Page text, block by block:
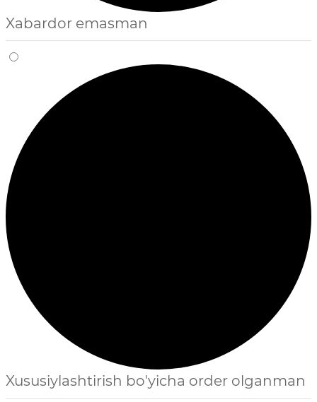
Xabardor emasman
Xususiylashtirish bo'yicha order olganman